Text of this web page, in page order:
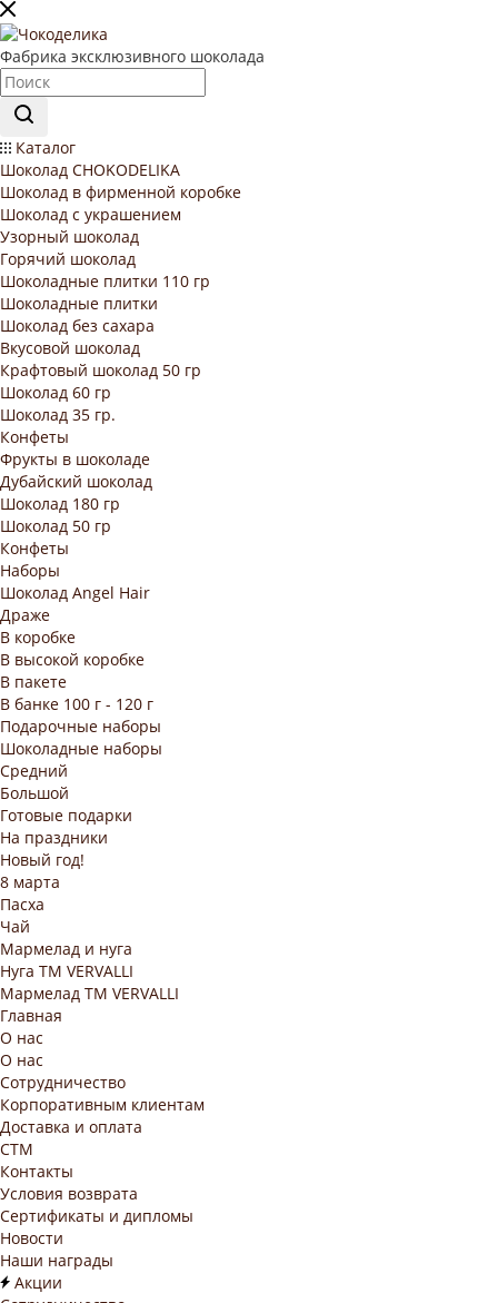
Фабрика эксклюзивного шоколада
Каталог
Шоколад CHOKODELIKA
Шоколад в фирменной коробке
Шоколад с украшением
Узорный шоколад
Горячий шоколад
Шоколадные плитки 110 гр
Шоколадные плитки
Шоколад без сахара
Вкусовой шоколад
Крафтовый шоколад 50 гр
Шоколад 60 гр
Шоколад 35 гр.
Конфеты
Фрукты в шоколаде
Дубайский шоколад
Шоколад 180 гр
Шоколад 50 гр
Конфеты
Наборы
Шоколад Angel Hair
Драже
В коробке
В высокой коробке
В пакете
В банке 100 г - 120 г
Подарочные наборы
Шоколадные наборы
Средний
Большой
Готовые подарки
На праздники
Новый год!
8 марта
Пасха
Чай
Мармелад и нуга
Нуга ТМ VERVALLI
Мармелад ТМ VERVALLI
Главная
О нас
О нас
Сотрудничество
Корпоративным клиентам
Доставка и оплата
СТМ
Контакты
Условия возврата
Сертификаты и дипломы
Новости
Наши награды
Акции